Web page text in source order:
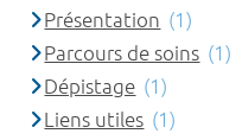
Présentation (1)
Parcours de soins (1)
Dépistage (1)
Liens utiles (1)